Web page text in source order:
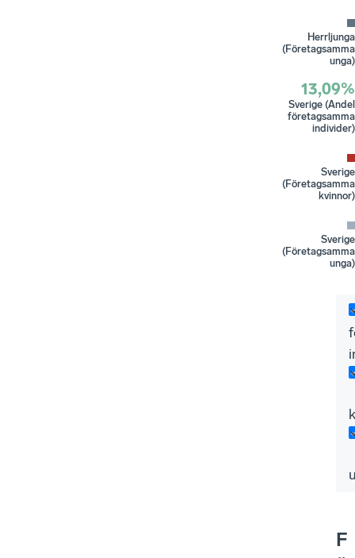
Herrljunga
(Företagsamma
unga)
13,09%
Sverige (Andel
företagsamma
individer)
Sverige
(Företagsamma
kvinnor)
Sverige
(Företagsamma
unga)
F